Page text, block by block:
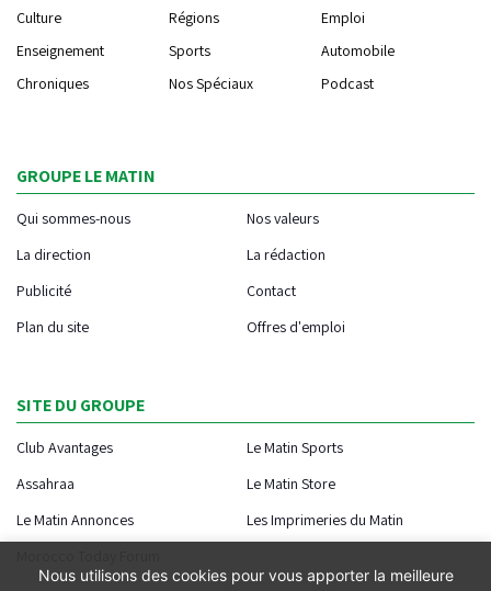
Culture
Régions
Emploi
Enseignement
Sports
Automobile
Chroniques
Nos Spéciaux Podcast
GROUPE LE MATIN
Qui sommes-nous
Nos valeurs
La direction
La rédaction
Publicité
Contact
Plan du site
Offres d'emploi
SITE DU GROUPE
Club Avantages
Le Matin Sports
Assahraa
Le Matin Store
Le Matin Annonces
Les Imprimeries du Matin
Nous utilisons des cookies pour vous apporter la meilleure